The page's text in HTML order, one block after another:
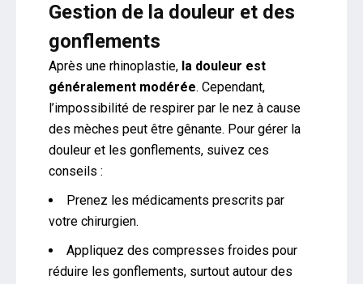
Gestion de la douleur et des
gonflements
Après une rhinoplastie, la douleur est
généralement modérée. Cependant,
l’impossibilité de respirer par le nez à cause
des mèches peut être gênante. Pour gérer la
douleur et les gonflements, suivez ces
conseils :
Prenez les médicaments prescrits par
votre chirurgien.
Appliquez des compresses froides pour
réduire les gonflements, surtout autour des